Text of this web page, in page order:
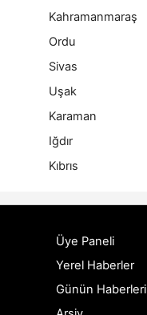
Kahramanmaraş
Ordu
Sivas
Uşak
Karaman
Iğdır
Kıbrıs
Üye Paneli
Yerel Haberler
Günün Haberleri